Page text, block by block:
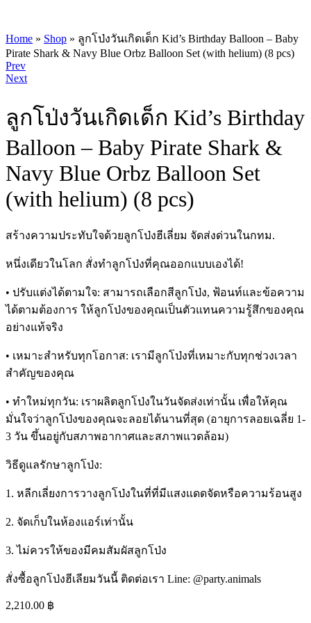
Home » Shop » ลูกโป่งวันเกิดเด็ก Kid’s Birthday Balloon – Baby
Pirate Shark & Navy Blue Orbz Balloon Set (with helium) (8 pcs)
Product
navigation
Prev
Next
ลูกโป่งวันเกิดเด็ก Kid’s Birthday
Balloon – Baby Pirate Shark &
Navy Blue Orbz Balloon Set
(with helium) (8 pcs)
สร้างความประทับใจด้วยลูกโป่งฮีเลี่ยม จัดส่งด่วนในกทม.
หนึ่งเดียวในโลก สั่งทำลูกโป่งที่คุณออกแบบเองได้!
• ปรับแต่งได้ตามใจ: สามารถเลือกสีลูกโป่ง, ฟ้อนท์และข้อความ
ได้ตามต้องการ ให้ลูกโป่งของคุณเป็นตัวแทนความรู้สึกของคุณ
อย่างแท้จริง
• เหมาะสำหรับทุกโอกาส: เรามีลูกโป่งที่เหมาะกับทุกช่วงเวลา
สำคัญของคุณ
• ทำใหม่ทุกวัน: เราผลิตลูกโป่งในวันจัดส่งเท่านั้น เพื่อให้คุณ
มั่นใจว่าลูกโป่งของคุณจะลอยได้นานที่สุด (อายุการลอยเฉลี่ย 1-
3 วัน ขึ้นอยู่กับสภาพอากาศและสภาพแวดล้อม)
วิธีดูแลรักษาลูกโป่ง:
1. หลีกเลี่ยงการวางลูกโป่งในที่ที่มีแสงแดดจัดหรือความร้อนสูง
2. จัดเก็บในห้องแอร์เท่านั้น
3. ไม่ควรให้ของมีคมสัมผัสลูกโป่ง
สั่งซื้อลูกโป่งฮีเลียมวันนี้ ติดต่อเรา Line: @party.animals
2,210.00 ฿